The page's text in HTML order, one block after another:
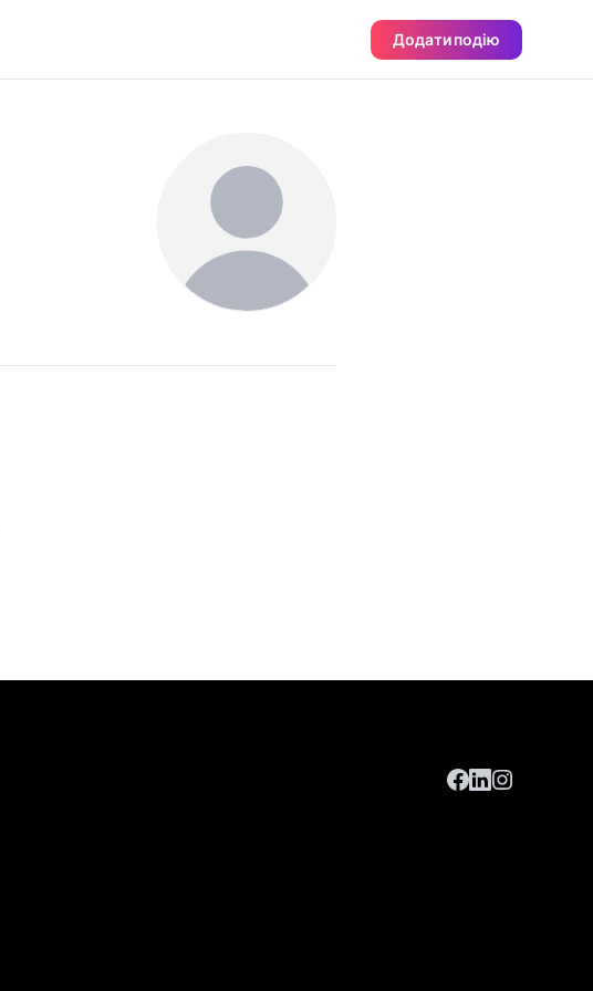
Додати подію